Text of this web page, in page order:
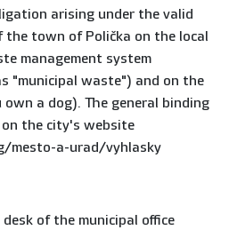
arising under the valid
the town of Polička on the local
management system
"municipal waste") and on the
own a dog). The general binding
on the city's website
mesto-a-urad/vyhlasky
of the municipal office